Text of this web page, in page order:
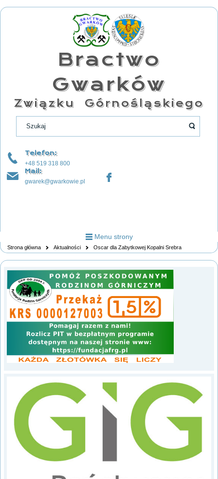
Bractwo
Gwarków
Związku Górnośląskiego
Telefon:
+48 519 318 800
Mail:
gwarek@gwarkowie.pl
Menu strony
Strona główna Aktualności Oscar dla Zabytkowej Kopalni Srebra